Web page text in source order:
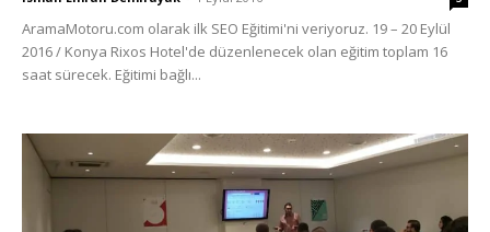
AramaMotoru.com olarak ilk SEO Eğitimi'ni veriyoruz. 19 – 20 Eylül
2016 / Konya Rixos Hotel'de düzenlenecek olan eğitim toplam 16
saat sürecek. Eğitimi bağlı...